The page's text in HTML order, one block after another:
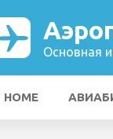
Основная
HOME